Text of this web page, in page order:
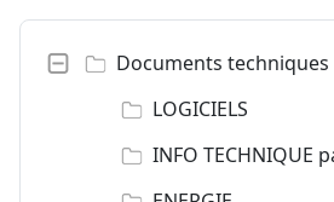
Documents techniques
LOGICIELS
INFO TECHNIQUE